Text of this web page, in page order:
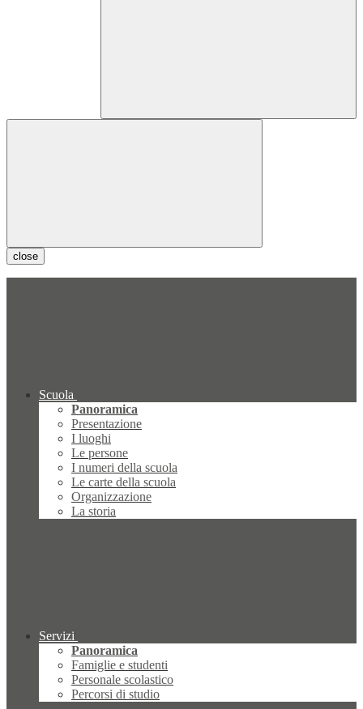
close
Scuola
Panoramica
Presentazione
I luoghi
Le persone
I numeri della scuola
Le carte della scuola
Organizzazione
La storia
Servizi
Panoramica
Famiglie e studenti
Personale scolastico
Percorsi di studio